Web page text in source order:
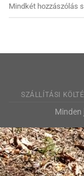
Mindkét hozzászólás
SZÁLLÍTÁSI